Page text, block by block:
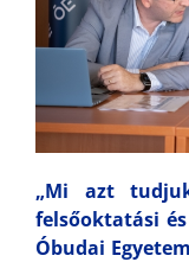
„Mi azt
felsőoktatási
Óbudai